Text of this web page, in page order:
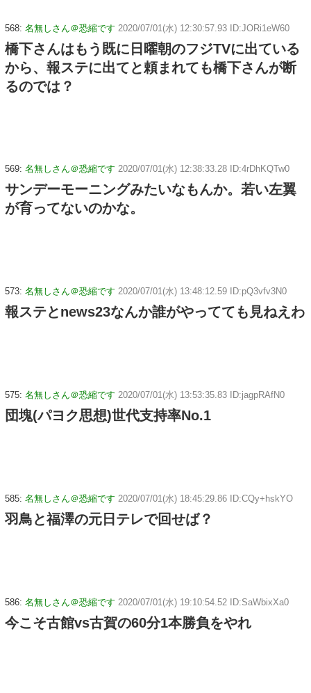
568: 名無しさん＠恐縮です 2020/07/01(水) 12:30:57.93 ID:JORi1eW60
橋下さんはもう既に日曜朝のフジTVに出ている
から、報ステに出てと頼まれても橋下さんが断
るのでは？
569: 名無しさん＠恐縮です 2020/07/01(水) 12:38:33.28 ID:4rDhKQTw0
サンデーモーニングみたいなもんか。若い左翼
が育ってないのかな。
573: 名無しさん＠恐縮です 2020/07/01(水) 13:48:12.59 ID:pQ3vfv3N0
報ステとnews23なんか誰がやってても見ねえわ
575: 名無しさん＠恐縮です 2020/07/01(水) 13:53:35.83 ID:jagpRAfN0
団塊(パヨク思想)世代支持率No.1
585: 名無しさん＠恐縮です 2020/07/01(水) 18:45:29.86 ID:CQy+hskYO
羽鳥と福澤の元日テレで回せば？
586: 名無しさん＠恐縮です 2020/07/01(水) 19:10:54.52 ID:SaWbixXa0
今こそ古館vs古賀の60分1本勝負をやれ